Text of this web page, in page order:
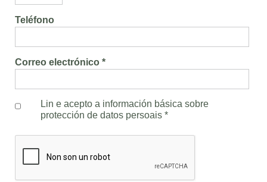
Teléfono
Correo electrónico *
Lin e acepto a información básica sobre
protección de datos persoais *